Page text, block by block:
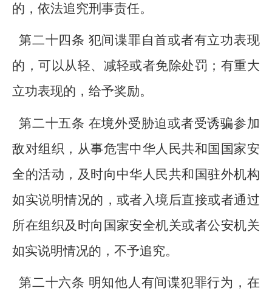
的，依法追究刑事责任。
第二十四条 犯间谍罪自首或者有立功表现
的，可以从轻、减轻或者免除处罚；有重大
立功表现的，给予奖励。
第二十五条 在境外受胁迫或者受诱骗参加
敌对组织，从事危害中华人民共和国国家安
全的活动，及时向中华人民共和国驻外机构
如实说明情况的，或者入境后直接或者通过
所在组织及时向国家安全机关或者公安机关
如实说明情况的，不予追究。
第二十六条 明知他人有间谍犯罪行为，在